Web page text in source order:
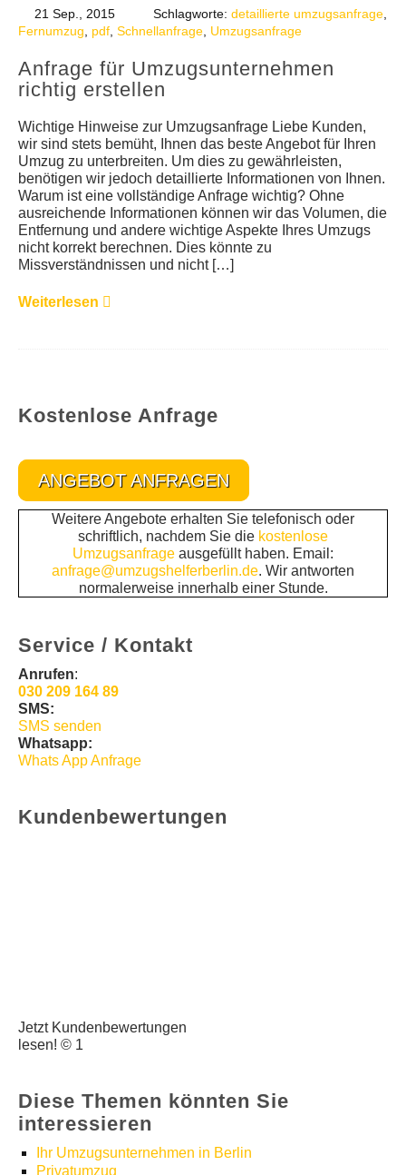
21 Sep., 2015 Schlagworte: detaillierte umzugsanfrage
Fernumzug
pdf Schnellanfrage Umzugsanfrage
Anfrage für Umzugsunternehmen
richtig erstellen
Wichtige Hinweise zur Umzugsanfrage Liebe Kunden,
wir sind stets bemüht, Ihnen das beste Angebot für Ihren
Umzug zu unterbreiten. Um dies zu gewährleisten,
benötigen wir jedoch detaillierte Informationen von Ihnen.
Warum ist eine vollständige Anfrage wichtig? Ohne
ausreichende Informationen können wir das Volumen, die
Entfernung und andere wichtige Aspekte Ihres Umzugs
nicht korrekt berechnen. Dies könnte zu
Missverständnissen und nicht […]
Weiterlesen
Kostenlose Anfrage
ANGEBOT ANFRAGEN
Weitere Angebote erhalten Sie telefonisch oder
schriftlich, nachdem Sie die kostenlose
Umzugsanfrage ausgefüllt haben. Email:
anfrage@umzugshelferberlin.de. Wir antworten
normalerweise innerhalb einer Stunde.
Service / Kontakt
Anrufen:
030 209 164 89
SMS:
SMS senden
Whatsapp:
Whats App Anfrage
Kundenbewertungen
Jetzt Kundenbewertungen
lesen! © 1
Diese Themen könnten Sie
interessieren
Ihr Umzugsunternehmen in Berlin
Privatumzug